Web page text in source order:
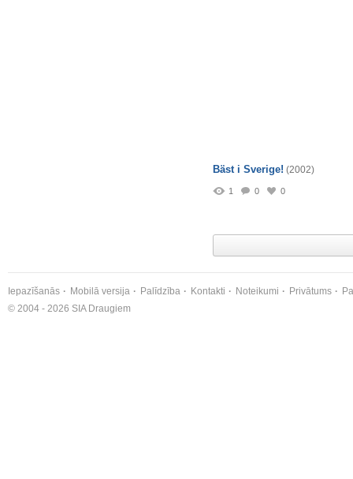
Bäst i Sverige! (2002)
1 0 0
Iepazīšanās Mobilā versija Palīdzība Kontakti Noteikumi Privātums
© 2004 - 2026 SIA Draugiem